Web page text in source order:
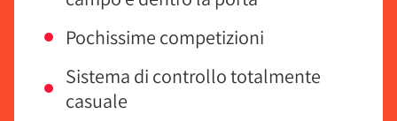
Pochissime competizioni
Sistema di controllo totalmente
casuale